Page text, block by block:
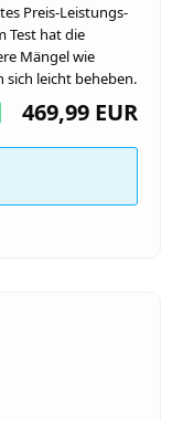
Preis-Leistungs-
Test hat die
Mängel wie
sich leicht beheben.
469,99 EUR